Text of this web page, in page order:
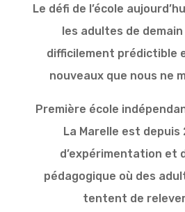
Le défi de l’école
les adultes de demain
difficilement prédictible
nouveaux que nous ne
Première école
La Marelle est depuis
d’expérimentation et
pédagogique où des
tentent de